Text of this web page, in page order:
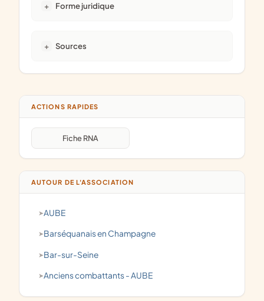
Forme juridique
Sources
ACTIONS RAPIDES
Fiche RNA
AUTOUR DE L'ASSOCIATION
AUBE
Barséquanais en Champagne
Bar-sur-Seine
anciens combattants - AUBE